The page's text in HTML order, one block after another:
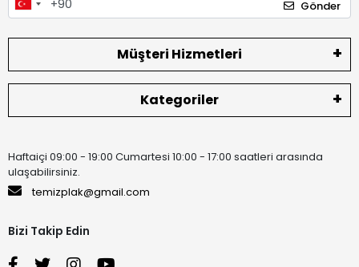
Gönder
Müşteri Hizmetleri
Kategoriler
Haftaiçi 09:00 - 19:00 Cumartesi 10:00 - 17:00 saatleri arasında
ulaşabilirsiniz.
temizplak@gmail.com
Bizi Takip Edin